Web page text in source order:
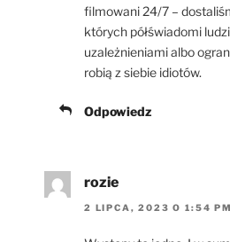
filmowani 24/7 –
których półświadomi
uzależnieniami albo
robią z siebie idiotów.
Odpowiedz
rozie
2 LIPCA, 2023 O 1:54 PM